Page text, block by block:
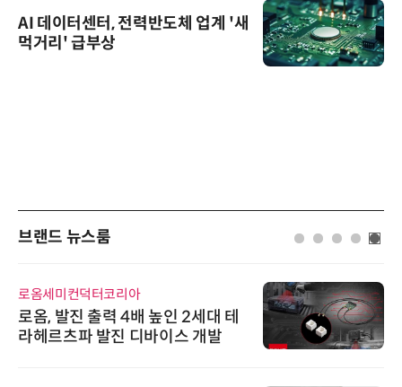
AI 데이터센터, 전력반도체 업계 '새
먹거리' 급부상
브랜드 뉴스룸
로옴세미컨덕터코리아
로옴, 발진 출력 4배 높인 2세대 테
라헤르츠파 발진 디바이스 개발